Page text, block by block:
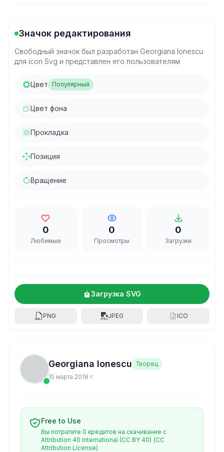
Значок редактирования
Свободный значок был разработан Georgiana Ionescu
для icon Svg и представлен его пользователям
Цвет Популярный
Цвет фона
Прокладка
Позиция
Вращение
0
Любимые
0
Просмотры
0
Загрузки
Загрузка SVG
PNG JPEG ICO
Georgiana Ionescu Творец
15 марта 2018 г.
Free to Use
Вы потратите 0 кредитов на скачивание с
Attribution 40 International (CC BY 40) (CC
Attribution License)